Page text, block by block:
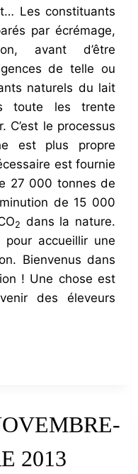
Les constituants
par écrémage,
avant d’être
de telle ou
naturels du lait
toute les trente
C’est le processus
est plus propre
est fournie
27 000 tonnes de
de 15 000
2 dans la nature.
accueillir une
Bienvenus dans
! Une chose est
des éleveurs
2013